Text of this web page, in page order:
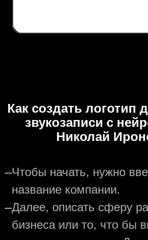
Как создать логотип
звукозаписи с
Николай
—Чтобы начать, нужно
название компании.
—Далее, описать сферу
бизнеса или то, что бы